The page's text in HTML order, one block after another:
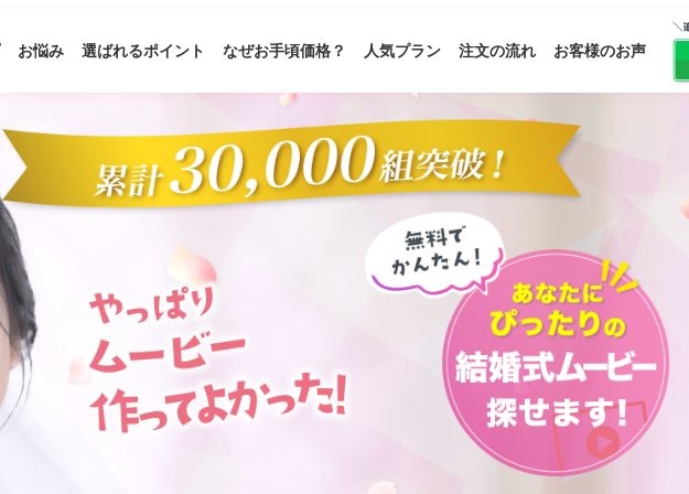
お悩み 選ばれるポイント なぜお手頃価格？ 人気プラン 注文の流れ お客様のお声